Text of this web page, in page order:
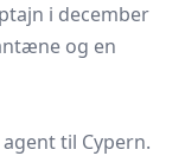
i december
og en
til Cypern.